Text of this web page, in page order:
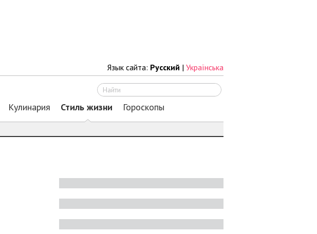
Язык сайта: Русский | Українська
Кулинария Стиль жизни Гороскопы